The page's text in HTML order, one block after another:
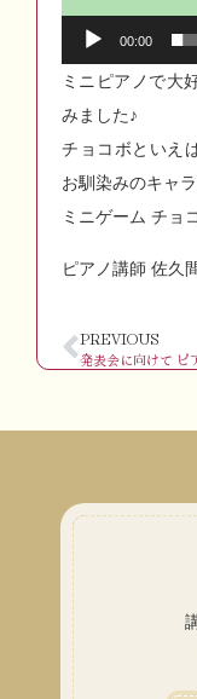
00:00
ミニピアノで大
みました♪
チョコボといえ
お馴染みのキャ
ミニゲーム チョ
ピアノ講師 佐久
PREVIOUS
発表会に向けて ピ